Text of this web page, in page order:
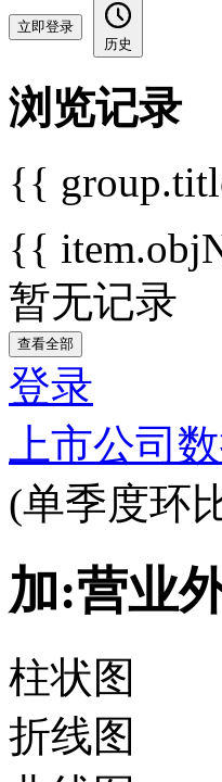
立即登录
历史
浏览记录
{{
{{
暂无记录
查看全部
登录
上市公司
(单季度环
加:营业
柱状图
折线图